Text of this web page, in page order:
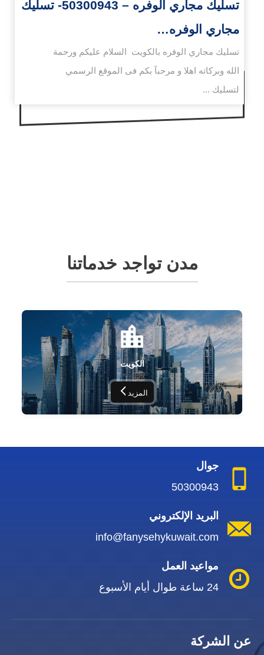
تسليك مجاري الوفره – 50300943- تسليك
مجاري الوفره…
تسليك مجاري الوفره بالكويت السلام عليكم ورحمة
الله وبركاته اهلا و مرحبآ بكم فى الموقع الرسمي
لتسليك ...
مدن تواجد خدماتنا
الكويت
المزيد
جوال
50300943
البريد الإلكتروني
info@fanysehykuwait.com
مواعيد العمل
24 ساعة طوال أيام الأسبوع
عن الشركة